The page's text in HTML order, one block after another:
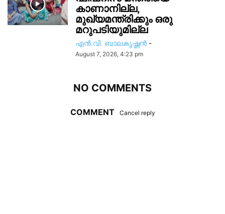
കാണാനില്ല,
മുഖ്യമന്ത്രിക്കും ഒരു
മറുപടിയുമില്ല
എൻ.വി. ബാലകൃഷ്ണൻ -
August 7, 2026, 4:23 pm
NO COMMENTS
COMMENT Cancel reply